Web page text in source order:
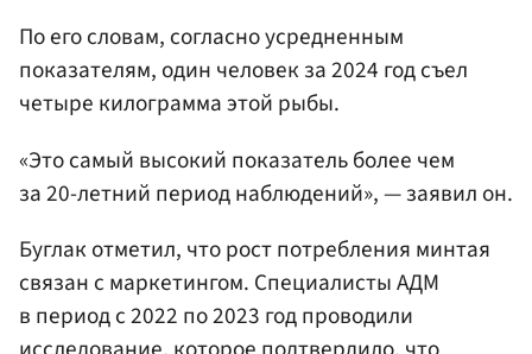
По его словам, согласно усредненным
показателям, один человек за 2024 год съел
четыре килограмма этой рыбы.
«Это самый высокий показатель более чем
за 20-летний период наблюдений», — заявил он.
Буглак отметил, что рост потребления минтая
связан с маркетингом. Специалисты АДМ
в период с 2022 по 2023 год проводили